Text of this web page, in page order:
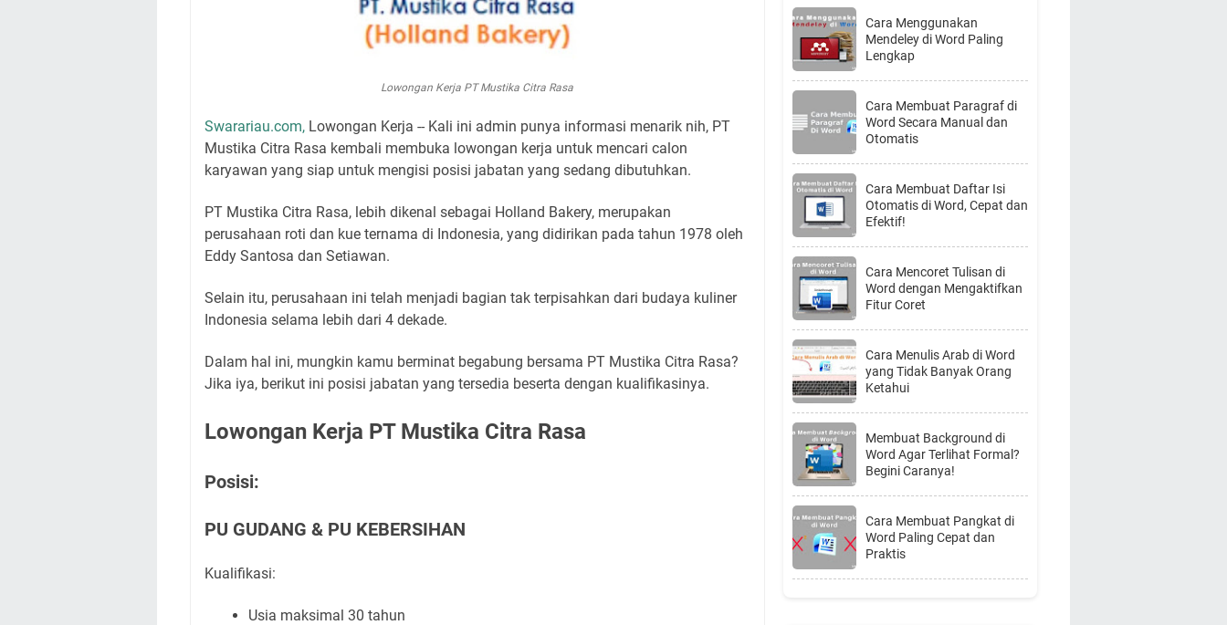
Lowongan Kerja PT Mustika Citra Rasa
Swarariau.com, Lowongan Kerja -- Kali ini admin punya informasi menarik nih, PT
Mustika Citra Rasa kembali membuka lowongan kerja untuk mencari calon
karyawan yang siap untuk mengisi posisi jabatan yang sedang dibutuhkan.
PT Mustika Citra Rasa, lebih dikenal sebagai Holland Bakery, merupakan
perusahaan roti dan kue ternama di Indonesia, yang didirikan pada tahun 1978 oleh
Eddy Santosa dan Setiawan.
Selain itu, perusahaan ini telah menjadi bagian tak terpisahkan dari budaya kuliner
Indonesia selama lebih dari 4 dekade.
Dalam hal ini, mungkin kamu berminat begabung bersama PT Mustika Citra Rasa?
Jika iya, berikut ini posisi jabatan yang tersedia beserta dengan kualifikasinya.
Lowongan Kerja PT Mustika Citra Rasa
Posisi:
PU GUDANG & PU KEBERSIHAN
Kualifikasi:
Usia maksimal 30 tahun
Cara Menggunakan
Mendeley di Word Paling
Lengkap
Cara Membuat Paragraf di
Word Secara Manual dan
Otomatis
Cara Membuat Daftar Isi
Otomatis di Word, Cepat dan
Efektif!
Cara Mencoret Tulisan di
Word dengan Mengaktifkan
Fitur Coret
Cara Menulis Arab di Word
yang Tidak Banyak Orang
Ketahui
Membuat Background di
Word Agar Terlihat Formal?
Begini Caranya!
Cara Membuat Pangkat di
Word Paling Cepat dan
Praktis